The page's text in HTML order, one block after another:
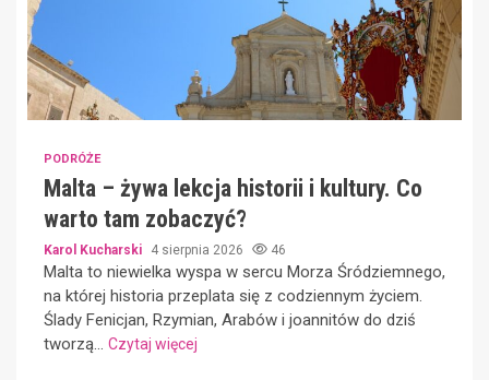
PODRÓŻE
Malta – żywa lekcja historii i kultury. Co
warto tam zobaczyć?
Karol Kucharski 4 sierpnia 2026 46
Malta to niewielka wyspa w sercu Morza Śródziemnego,
na której historia przeplata się z codziennym życiem.
Ślady Fenicjan, Rzymian, Arabów i joannitów do dziś
tworzą... Czytaj więcej